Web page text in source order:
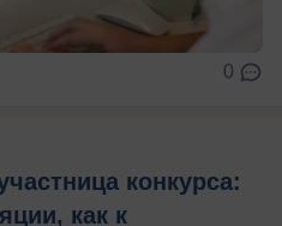
0
конкурса:
как к